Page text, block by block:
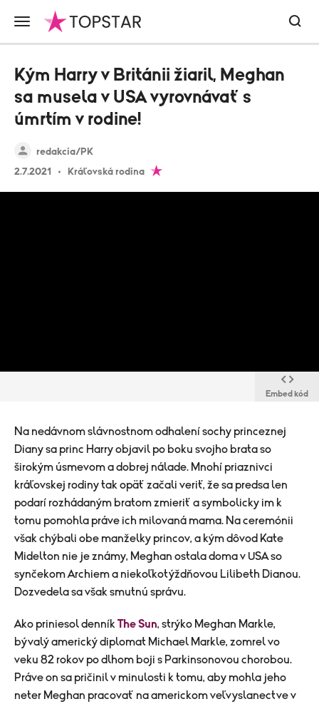
redakcia/PK
2.7.2021
Kráľovská rodina
Kým Harry v Británii žiaril, Meghan
sa musela v USA vyrovnávať s
úmrtím v rodine!
Embed kód
Na nedávnom slávnostnom odhalení sochy princeznej
Diany sa princ Harry objavil po boku svojho brata so
širokým úsmevom a dobrej nálade. Mnohí priaznivci
kráľovskej rodiny tak opäť začali veriť, že sa predsa len
podarí rozhádaným bratom zmieriť a symbolicky im k
tomu pomohla práve ich milovaná mama. Na ceremónii
však chýbali obe manželky princov, a kým dôvod Kate
Midelton nie je známy, Meghan ostala doma v USA so
synčekom Archiem a niekoľkotýždňovou Lilibeth Dianou.
Dozvedela sa však smutnú správu.
Ako priniesol denník The Sun, strýko Meghan Markle,
bývalý americký diplomat Michael Markle, zomrel vo
veku 82 rokov po dlhom boji s Parkinsonovou chorobou.
Práve on sa pričinil v minulosti k tomu, aby mohla jeho
neter Meghan pracovať na americkom veľvyslanectve v